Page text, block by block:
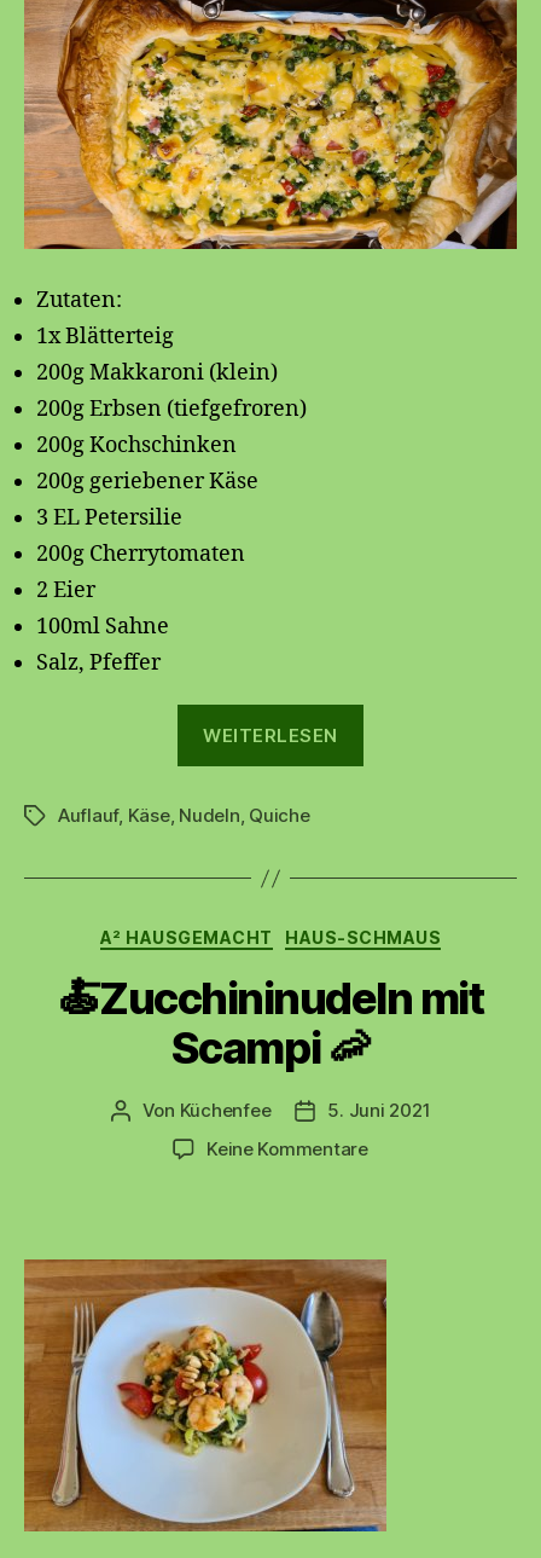
Zutaten:
1x Blätterteig
200g Makkaroni (klein)
200g Erbsen (tiefgefroren)
200g Kochschinken
200g geriebener Käse
3 EL Petersilie
200g Cherrytomaten
2 Eier
100ml Sahne
Salz, Pfeffer
WEITERLESEN
Schlagwörter
Auflauf, Käse, Nudeln, Quiche
Kategorien
A² HAUSGEMACHT HAUS-SCHMAUS
🍝Zucchininudeln mit
Scampi 🦐
Beitragsautor
Von Küchenfee Beitragsdatum
5. Juni 2021
Keine Kommentarezu
Scampi
🦐